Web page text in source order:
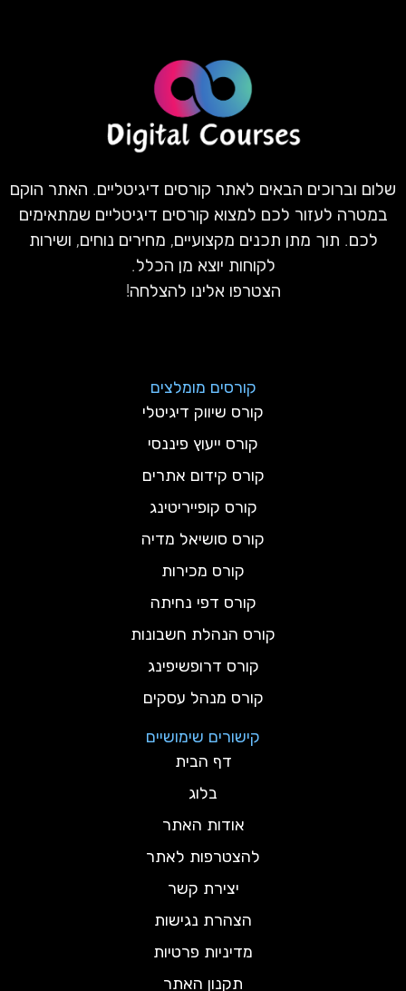
שלום וברוכים הבאים לאתר קורסים דיגיטליים. האתר הוקם
במטרה לעזור לכם למצוא קורסים דיגיטליים שמתאימים
לכם. תוך מתן תכנים מקצועיים, מחירים נוחים, ושירות
לקוחות יוצא מן הכלל.
הצטרפו אלינו להצלחה!
קורסים מומלצים
קורס שיווק דיגיטלי
קורס ייעוץ פיננסי
קורס קידום אתרים
קורס קופייריטינג
קורס סושיאל מדיה
קורס מכירות
קורס דפי נחיתה
קורס הנהלת חשבונות
קורס דרופשיפינג
קורס מנהל עסקים
קישורים שימושיים
דף הבית
בלוג
אודות האתר
להצטרפות לאתר
יצירת קשר
הצהרת נגישות
מדיניות פרטיות
תקנון האתר